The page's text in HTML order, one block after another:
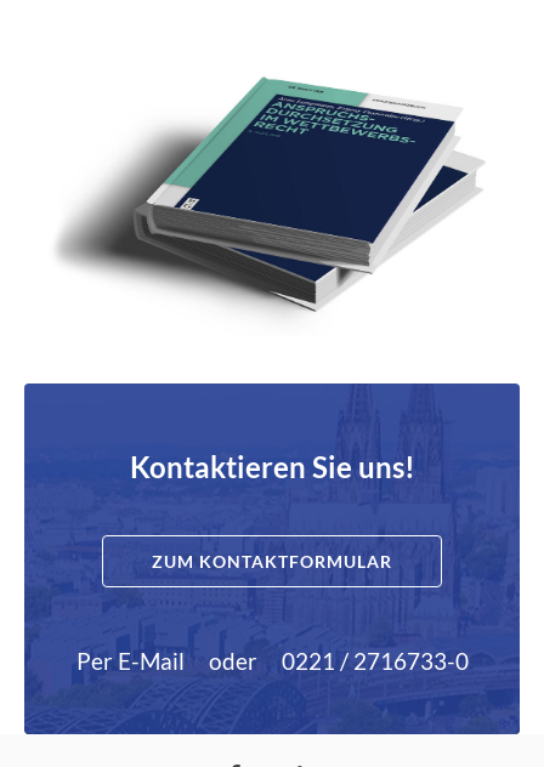
Kontaktieren Sie uns!
ZUM KONTAKTFORMULAR
Per E-Mail oder 0221 / 2716733-0